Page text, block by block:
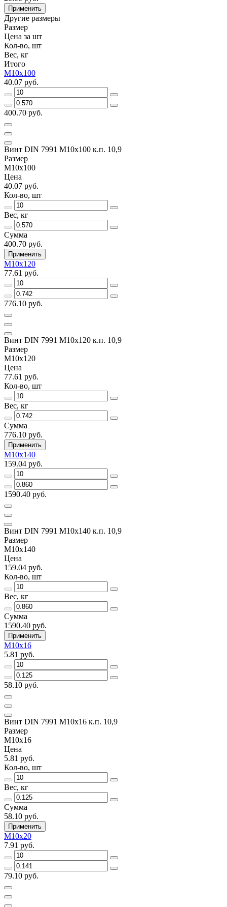
Применить
Другие размеры
Размер
Цена за шт
Кол-во, шт
Вес, кг
Итого
M10x100
40.07 руб.
400.70 руб.
Винт DIN 7991 M10x100 к.п. 10,9
Размер
M10x100
Цена
40.07 руб.
Кол-во, шт
Вес, кг
Сумма
400.70 руб.
Применить
M10x120
77.61 руб.
776.10 руб.
Винт DIN 7991 M10x120 к.п. 10,9
Размер
M10x120
Цена
77.61 руб.
Кол-во, шт
Вес, кг
Сумма
776.10 руб.
Применить
M10x140
159.04 руб.
1590.40 руб.
Винт DIN 7991 M10x140 к.п. 10,9
Размер
M10x140
Цена
159.04 руб.
Кол-во, шт
Вес, кг
Сумма
1590.40 руб.
Применить
M10x16
5.81 руб.
58.10 руб.
Винт DIN 7991 M10x16 к.п. 10,9
Размер
M10x16
Цена
5.81 руб.
Кол-во, шт
Вес, кг
Сумма
58.10 руб.
Применить
M10x20
7.91 руб.
79.10 руб.